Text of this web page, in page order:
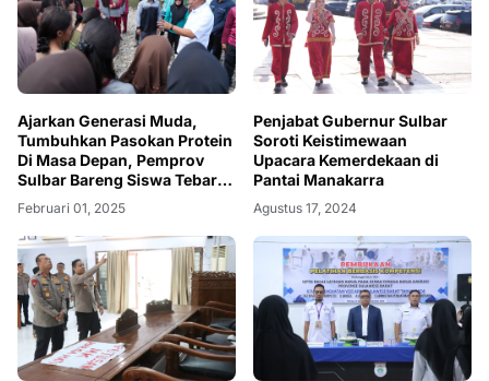
Ajarkan Generasi Muda,
Tumbuhkan Pasokan Protein
Di Masa Depan, Pemprov
Sulbar Bareng Siswa Tebar
Benih Nila Di Sungai Kalukku
Februari 01, 2025
Penjabat Gubernur Sulbar
Soroti Keistimewaan
Upacara Kemerdekaan di
Pantai Manakarra
Agustus 17, 2024